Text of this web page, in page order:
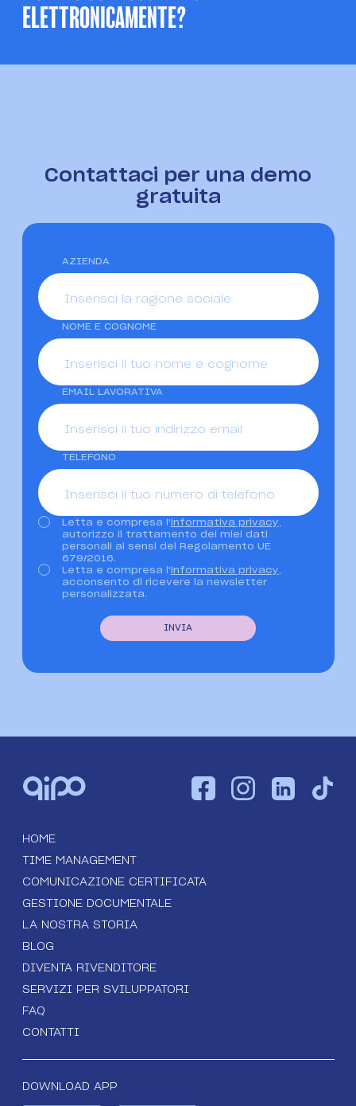
ELETTRONICAMENTE?
Contattaci per una demo
gratuita
AZIENDA
NOME E COGNOME
EMAIL LAVORATIVA
TELEFONO
PrivacyLetta e compresa l'informativa privacy
autorizzo il trattamento dei miei dati
personali ai sensi del Regolamento UE
679/2016.
Newsletter
Letta e compresa l'informativa privacy
acconsento di ricevere la newsletter
personalizzata.
HOME
TIME MANAGEMENT
COMUNICAZIONE CERTIFICATA
GESTIONE DOCUMENTALE
LA NOSTRA STORIA
BLOG
DIVENTA RIVENDITORE
SERVIZI PER SVILUPPATORI
FAQ
CONTATTI
DOWNLOAD APP